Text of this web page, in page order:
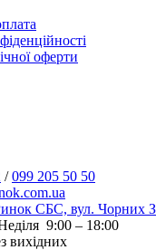
оферти
/099 205 50 50
СБС, вул. Чорних
9:00 – 18:00
вихідних